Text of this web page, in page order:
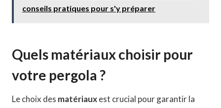
conseils pratiques pour s'y préparer
Quels matériaux choisir pour
votre pergola ?
Le choix des matériauxest crucial pour garantir la